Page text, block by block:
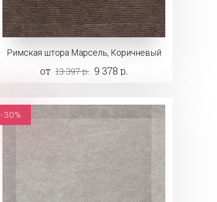
Римская штора Марсель, Коричневый
от 13 397 р. 9 378 р.
-30%